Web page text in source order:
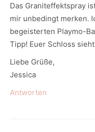
Das Graniteffektspray
mir unbedingt merken.
begeisterten Playmo-
Tipp! Euer Schloss
Liebe Grüße,
Jessica
Antworten